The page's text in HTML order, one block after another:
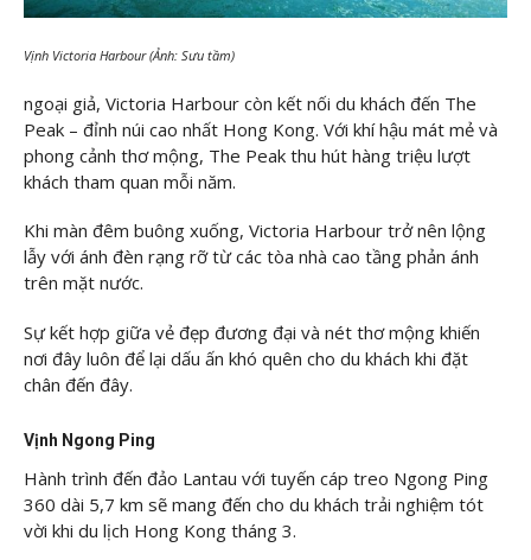
Vịnh Victoria Harbour (Ảnh: Sưu tầm)
ngoại giả, Victoria Harbour còn kết nối du khách đến The
Peak – đỉnh núi cao nhất Hong Kong. Với khí hậu mát mẻ và
phong cảnh thơ mộng, The Peak thu hút hàng triệu lượt
khách tham quan mỗi năm.
Khi màn đêm buông xuống, Victoria Harbour trở nên lộng
lẫy với ánh đèn rạng rỡ từ các tòa nhà cao tầng phản ánh
trên mặt nước.
Sự kết hợp giữa vẻ đẹp đương đại và nét thơ mộng khiến
nơi đây luôn để lại dấu ấn khó quên cho du khách khi đặt
chân đến đây.
Vịnh Ngong Ping
Hành trình đến đảo Lantau với tuyến cáp treo Ngong Ping
360 dài 5,7 km sẽ mang đến cho du khách trải nghiệm tót
vời khi du lịch Hong Kong tháng 3.